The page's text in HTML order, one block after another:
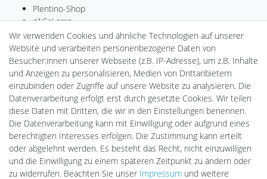
Plentino-Shop
gAGaLamp
Drohnenstore24
Cardanlight-Shop
Batteriespeicher
PlentiSolar
Gebrauchtlicht
Ledkauf
DEYESOLAR
Lightech Connect
CardanLight Europe
FORTIMO LEDs
LED-RETROSHOP
MeinUSB
Wir verwenden Cookies und ähnliche Technologien auf unserer
Website und verarbeiten personenbezogene Daten von
Besucher:innen unserer Webseite (z.B. IP-Adresse), um z.B. Inhalte
und Anzeigen zu personalisieren, Medien von Drittanbietern
einzubinden oder Zugriffe auf unsere Website zu analysieren. Die
Datenverarbeitung erfolgt erst durch gesetzte Cookies. Wir teilen
diese Daten mit Dritten, die wir in den Einstellungen benennen.
Die Datenverarbeitung kann mit Einwilligung oder aufgrund eines
berechtigten Interesses erfolgen. Die Zustimmung kann erteilt
oder abgelehnt werden. Es besteht das Recht, nicht einzuwilligen
und die Einwilligung zu einem späteren Zeitpunkt zu ändern oder
zu widerrufen. Beachten Sie unser Impressum und weitere